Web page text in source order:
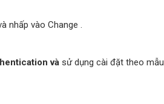
nhấp vào Change .
và sử dụng cài đặt theo mẫu